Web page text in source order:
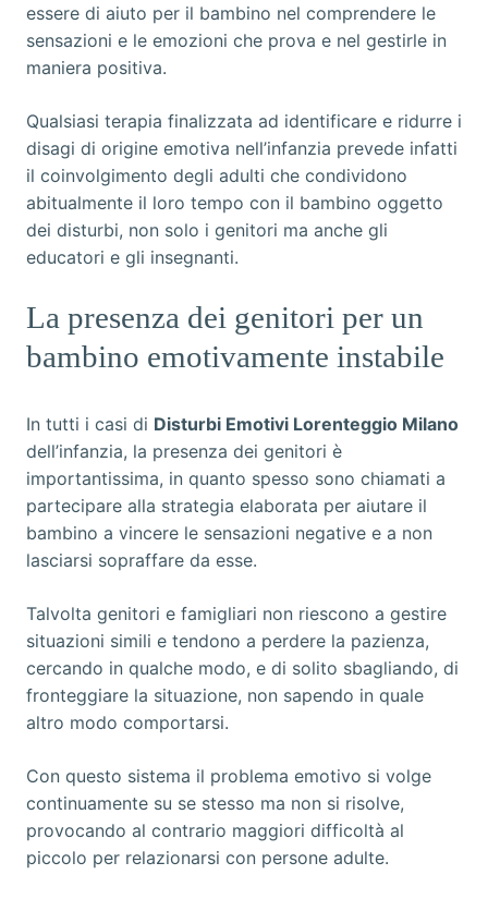
essere di aiuto per il bambino nel comprendere le
sensazioni e le emozioni che prova e nel gestirle in
maniera positiva.
Qualsiasi terapia finalizzata ad identificare e ridurre i
disagi di origine emotiva nell’infanzia prevede infatti
il coinvolgimento degli adulti che condividono
abitualmente il loro tempo con il bambino oggetto
dei disturbi, non solo i genitori ma anche gli
educatori e gli insegnanti.
La presenza dei genitori per un
bambino emotivamente instabile
In tutti i casi di Disturbi Emotivi Lorenteggio Milano
dell’infanzia, la presenza dei genitori è
importantissima, in quanto spesso sono chiamati a
partecipare alla strategia elaborata per aiutare il
bambino a vincere le sensazioni negative e a non
lasciarsi sopraffare da esse.
Talvolta genitori e famigliari non riescono a gestire
situazioni simili e tendono a perdere la pazienza,
cercando in qualche modo, e di solito sbagliando, di
fronteggiare la situazione, non sapendo in quale
altro modo comportarsi.
Con questo sistema il problema emotivo si volge
continuamente su se stesso ma non si risolve,
provocando al contrario maggiori difficoltà al
piccolo per relazionarsi con persone adulte.